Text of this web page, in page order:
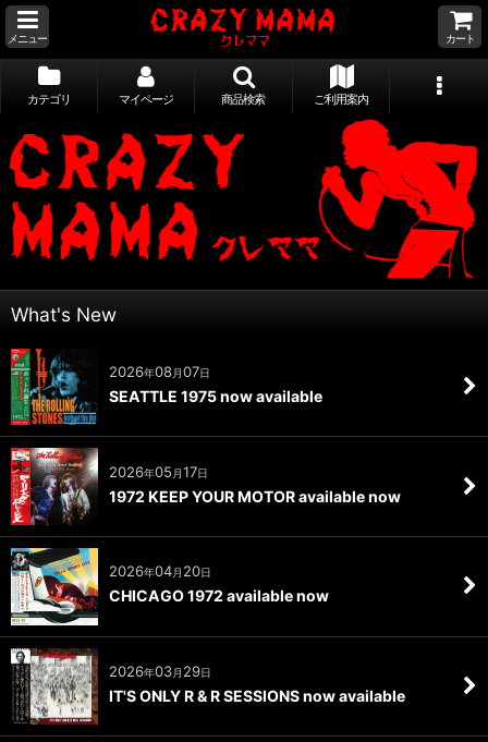
メニュー カート
カテゴリ マイページ 商品検索 ご利用案内
What's New
2026年08月07日
SEATTLE 1975 now available
2026年05 月17日
1972 KEEP YOUR MOTOR available now
2026年04月 20日
CHICAGO 1972 available now
2026年03月 29日
IT'S ONLY R & R SESSIONS now available